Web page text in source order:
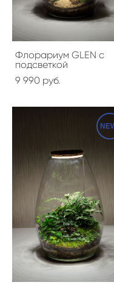
Флорариум GLEN с
подсветкой
9 990 pуб.